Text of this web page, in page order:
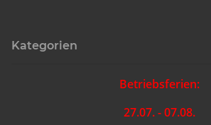
Kategorien
Betriebsferien:
27.07. - 07.08.